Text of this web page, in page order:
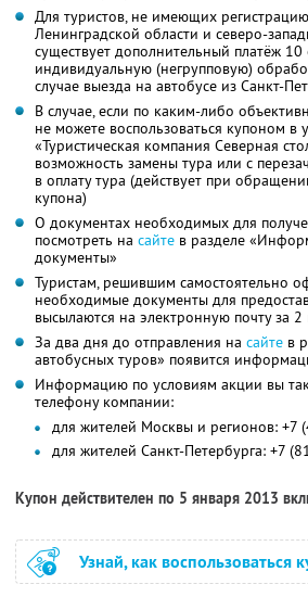
Для туристов, не имеющих
Ленинградской области и северо-
существует дополнительный платёж 10
индивидуальную (негрупповую)
случае выезда на автобусе из Санкт-
В случае, если по каким-либо
не можете воспользоваться купоном
«Туристическая компания Северная
возможность замены тура или с
в оплату тура (действует при
купона)
О документах необходимых для
посмотреть на сайте в разделе
документы»
Туристам, решившим самостоятельно
необходимые документы для
высылаются на электронную почту за
За два дня до отправления на сайте в
автобусных туров» появится
Информацию по условиям акции вы
телефону компании:
для жителей Москвы и регионов: +7
для жителей Санкт-Петербурга: +7
Купон действителен по 5 января 2013
Узнай, как воспользоваться